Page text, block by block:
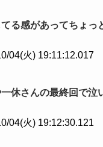
る感があってちょ
04(火) 19:11:12.017
休さんの最終回で泣
04(火) 19:12:30.121